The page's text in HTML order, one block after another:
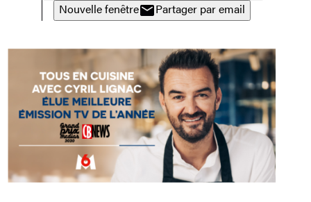
Nouvelle fenêtre
Partager par email